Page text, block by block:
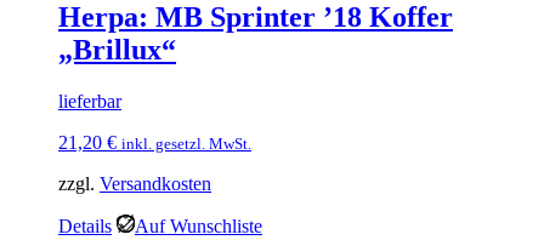
Herpa: MB Sprinter ’18 Koffer
„Brillux“
lieferbar
21,20 € inkl. gesetzl. MwSt.
zzgl. Versandkosten
Details
Auf Wunschliste